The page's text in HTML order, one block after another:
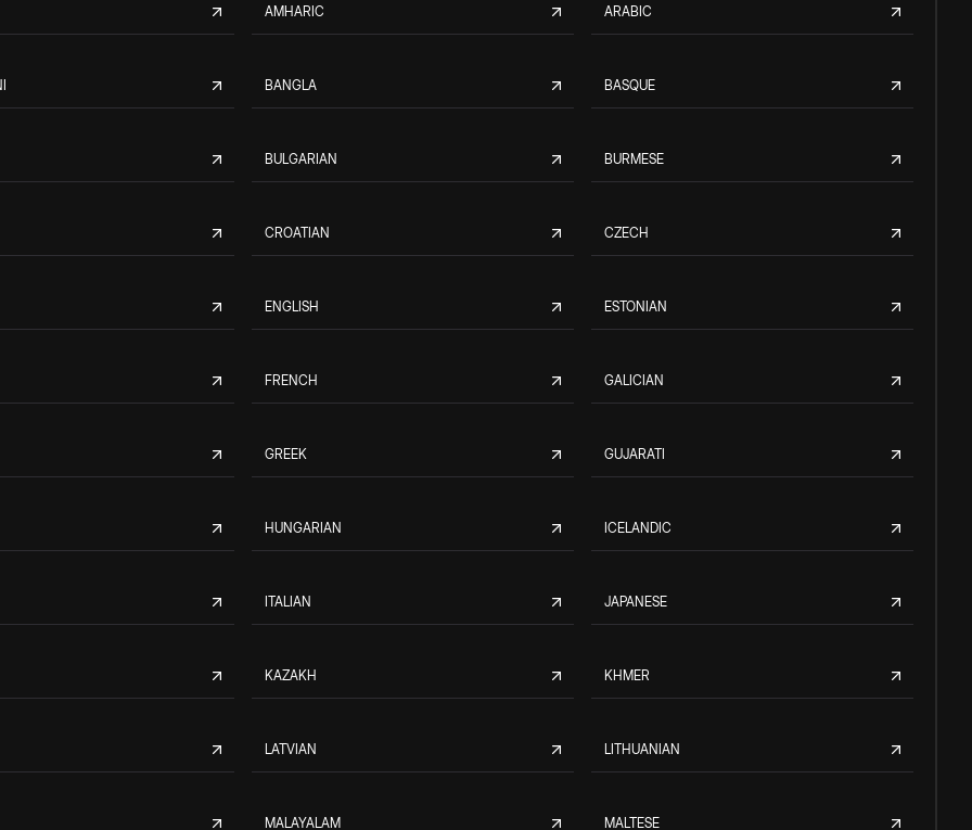
AMHARIC ARABIC
BANGLA BASQUE
BULGARIAN BURMESE
CROATIAN CZECH
ENGLISH ESTONIAN
FRENCH GALICIAN
GREEK GUJARATI
HUNGARIAN ICELANDIC
ITALIAN JAPANESE
KAZAKH KHMER
LATVIAN LITHUANIAN
MALAYALAM MALTESE